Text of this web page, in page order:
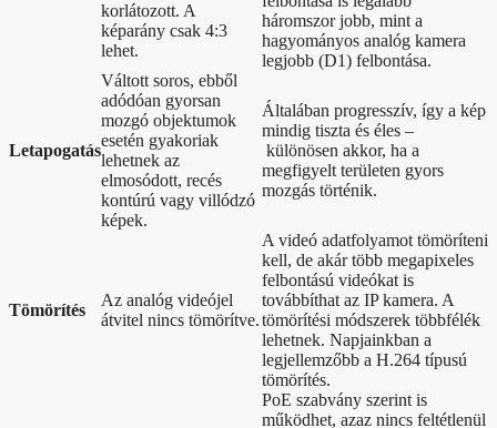
korlátozott. A
képarány csak 4:3
lehet.
háromszor jobb, mint a
hagyományos analóg kamera
legjobb (D1) felbontása.
Letapogatás
Váltott soros, ebből
adódóan gyorsan
mozgó objektumok
esetén gyakoriak
lehetnek az
elmosódott, recés
kontúrú vagy villódzó
képek.
Általában progresszív, így a kép
mindig tiszta és éles –
különösen akkor, ha a
megfigyelt területen gyors
mozgás történik.
Tömörítés
Az analóg videójel
átvitel nincs tömörítve.
A videó adatfolyamot tömöríteni
kell, de akár több megapixeles
felbontású videókat is
továbbíthat az IP kamera. A
tömörítési módszerek többfélék
lehetnek. Napjainkban a
legjellemzőbb a H.264 típusú
tömörítés.
PoE szabvány szerint is
működhet, azaz nincs feltétlenül